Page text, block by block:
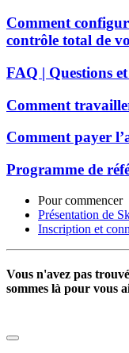
Comment
contrôle total de
FAQ | Questions
Comment
Comment payer
Programme de
Pour commencer
Présentation de
Inscription et
Vous n'avez pas
sommes là pour vous